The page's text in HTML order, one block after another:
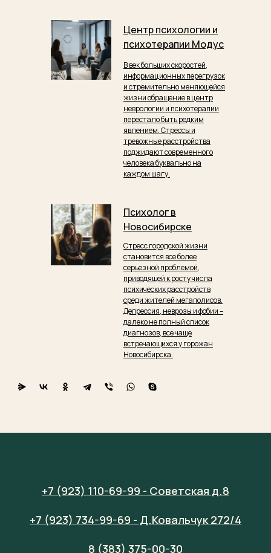
В век больших скоростей,
информационных перегрузок
и стремительно меняющейся
жизни обращение в центр
неврологии и психотерапии
перестало быть редким
явлением. Стрессы и
тревожные расстройства
поджидают современного
человека буквально на
каждом шагу.
Центр психологии и
психотерапии Модус
Стресс городской жизни
становится все более
серьезной проблемой,
приводящей к росту числа
психических расстройств
среди жителей мегаполисов.
Депрессия, неврозы и фобии –
далеко не полный список
диагнозов, все чаще
встречающихся у горожан
Новосибирска.
Психолог в
Новосибирске
+7 (923) 110-69-99 - Советская д.8
+7 (923) 734-99-69 - Д.Ковальчук 272/4
8 (383) 375-00-30